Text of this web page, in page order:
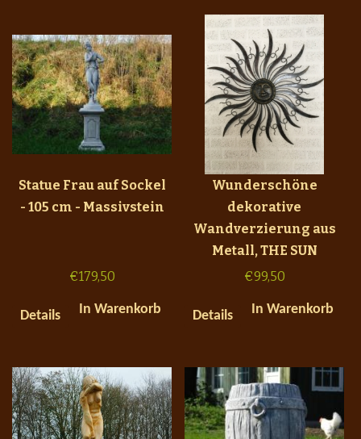
Statue Frau auf Sockel
- 105 cm - Massivstein
€179,50
Details In Warenkorb
Wunderschöne
dekorative
Wandverzierung aus
Metall, THE SUN
€99,50
Details In Warenkorb